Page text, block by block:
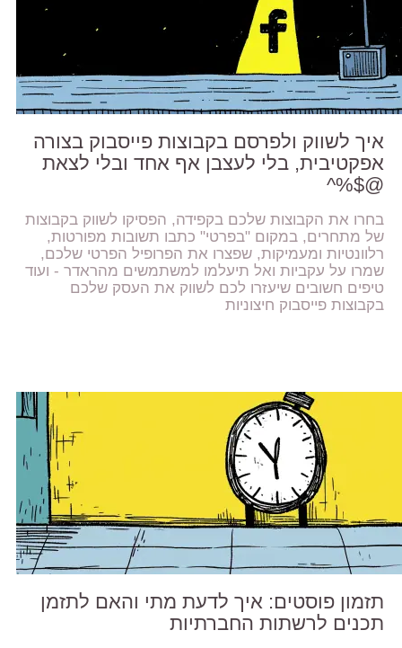
איך לשווק ולפרסם בקבוצות פייסבוק בצורה
אפקטיבית, בלי לעצבן אף אחד ובלי לצאת
@$%^
בחרו את הקבוצות שלכם בקפידה, הפסיקו לשווק בקבוצות
של מתחרים, במקום "בפרטי" כתבו תשובות מפורטות,
רלוונטיות ומעמיקות, שפצרו את הפרופיל הפרטי שלכם,
שמרו על עקביות ואל תיעלמו למשתמשים מהראדר - ועוד
טיפים חשובים שיעזרו לכם לשווק את העסק שלכם
בקבוצות פייסבוק חיצוניות
תזמון פוסטים: איך לדעת מתי והאם לתזמן
תכנים לרשתות החברתיות